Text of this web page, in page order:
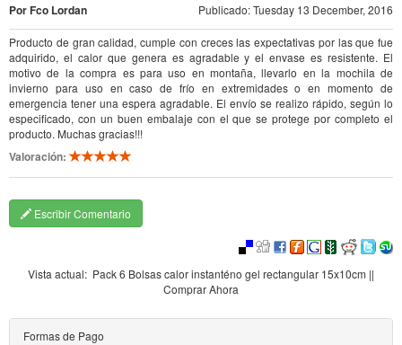
Por Fco Lordan Publicado: Tuesday 13 December, 2016
Producto de gran calidad, cumple con creces las expectativas por las que fue
adquirido, el calor que genera es agradable y el envase es resistente. El
motivo de la compra es para uso en montaña, llevarlo en la mochila de
invierno para uso en caso de frío en extremidades o en momento de
emergencia tener una espera agradable. El envío se realizo rápido, según lo
especificado, con un buen embalaje con el que se protege por completo el
producto. Muchas gracias!!!
Valoración:
Escribir Comentario
Vista actual: Pack 6 Bolsas calor instanténo gel rectangular 15x10cm ||
Comprar Ahora
Formas de Pago